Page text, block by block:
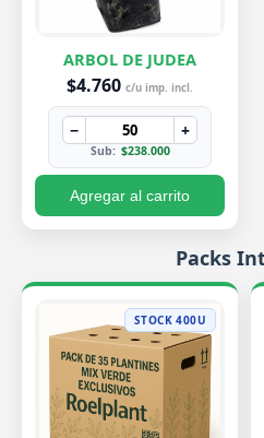
ARBOL DE JUDEA
$4.760 c/u imp. incl.
− +
Sub: $238.000
Agregar al carrito
Packs
STOCK 400U